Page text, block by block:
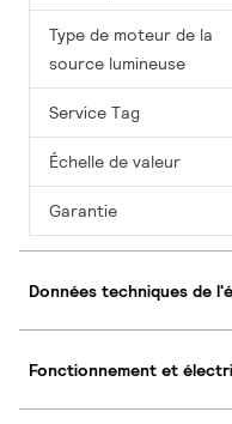
Type de moteur de la
source lumineuse
Service Tag
Échelle de valeur
Garantie
Données techniques de
Fonctionnement et